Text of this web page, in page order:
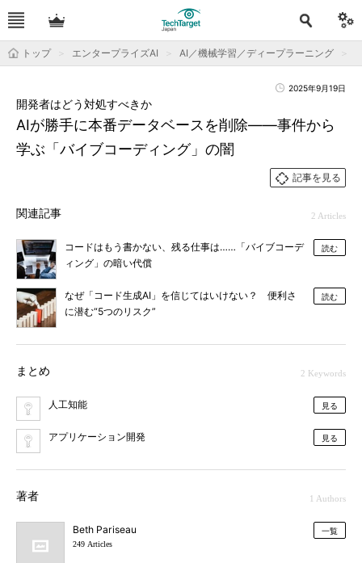
トップ エンタープライズAI AI／機械学習／ディープラーニング
2025年9月19日
AIが勝手に本番データベースを削除――事件から
学ぶ「バイブコーディング」の闇
開発者はどう対処すべきか
記事を見る
関連記事 2 Articles
コードはもう書かない、残る仕事は……「バイブコーデ
ィング」の暗い代償
読む
なぜ「コード生成AI」を信じてはいけない？ 便利さ
に潜む“5つのリスク”
読む
まとめ 2 Keywords
人工知能 見る
アプリケーション開発 見る
著者 1 Authors
Beth Pariseau
249 Articles
一覧